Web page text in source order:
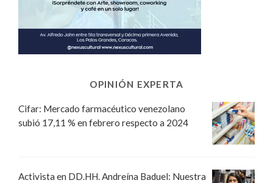
OPINIÓN EXPERTA
Cifar: Mercado farmacéutico venezolano
subió 17,11 % en febrero respecto a 2024
Activista en DD.HH. Andreína Baduel: Nuestra